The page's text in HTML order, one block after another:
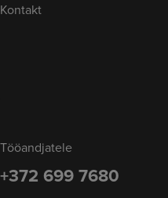
Kontakt
Tööandjatele
+372 699 7680